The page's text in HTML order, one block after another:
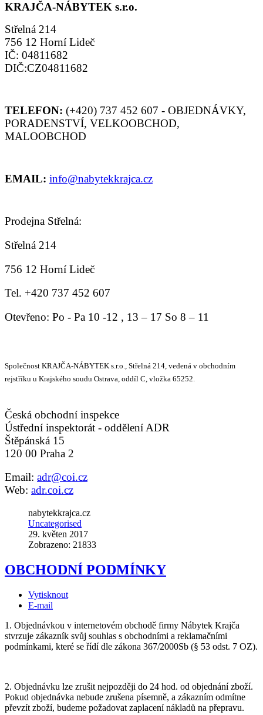
KRAJČA-NÁBYTEK s.r.o.
Střelná 214
756 12 Horní Lideč
IČ: 04811682
DIČ:CZ04811682
TELEFON: (+420) 737 452 607 - OBJEDNÁVKY,
PORADENSTVÍ, VELKOOBCHOD,
MALOOBCHOD
EMAIL: info@nabytekkrajca.cz
Prodejna Střelná:
Střelná 214
756 12 Horní Lideč
Tel. +420 737 452 607
Otevřeno: Po - Pa 10 -12 , 13 – 17 So 8 – 11
Společnost KRAJČA-NÁBYTEK s.r.o., Střelná 214, vedená v obchodním
rejstříku u Krajského soudu Ostrava, oddíl C, vložka 65252.
Česká obchodní inspekce
Ústřední inspektorát - oddělení ADR
Štěpánská 15
120 00 Praha 2
Email: adr@coi.cz
Web: adr.coi.cz
nabytekkrajca.cz
Uncategorised
29. květen 2017
Zobrazeno: 21833
OBCHODNÍ PODMÍNKY
Vytisknout
E-mail
1. Objednávkou v internetovém obchodě firmy Nábytek Krajča
stvrzuje zákazník svůj souhlas s obchodními a reklamačními
podmínkami, které se řídí dle zákona 367/2000Sb (§ 53 odst. 7 OZ).
2. Objednávku lze zrušit nejpozději do 24 hod. od objednání zboží.
Pokud objednávka nebude zrušena písemně, a zákazním odmítne
převzít zboží, budeme požadovat zaplacení nákladů na přepravu.